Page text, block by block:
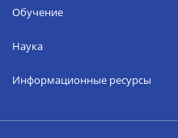
Обучение
Наука
Информационные ресурсы